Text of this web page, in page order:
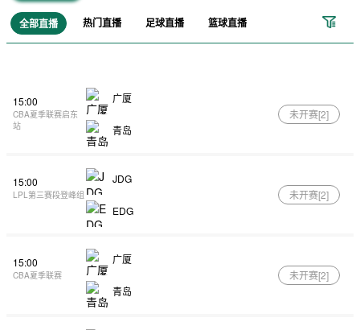
全部直播 热门直播 足球直播 篮球直播
15:00
CBA夏季联赛启东
站
广厦
青岛
未开赛[2]
15:00
LPL第三赛段登峰组
JDG
EDG
未开赛[2]
15:00
CBA夏季联赛
广厦
青岛
未开赛[2]